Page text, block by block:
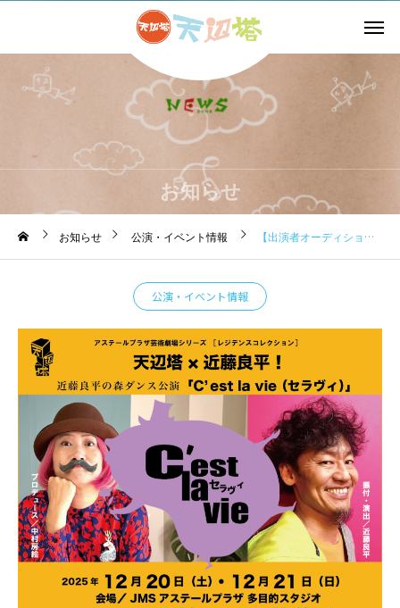
お知らせ
お知らせ 公演・イベント情報 【出演者オーディション開催！】
公演・イベント情報